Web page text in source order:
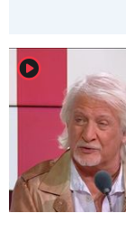
player2